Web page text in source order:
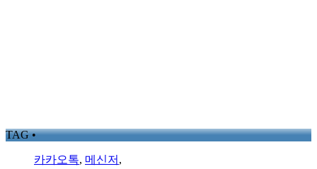
TAG •
카카오톡, 메신저 ,